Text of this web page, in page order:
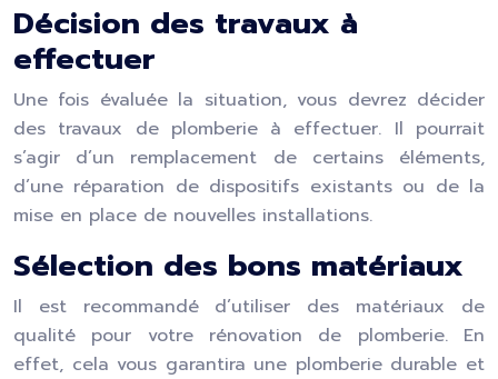
Décision des travaux à
effectuer
Une fois évaluée la situation, vous devrez décider
des travaux de plomberie à effectuer. Il pourrait
s’agir d’un remplacement de certains éléments,
d’une réparation de dispositifs existants ou de la
mise en place de nouvelles installations.
Sélection des bons matériaux
Il est recommandé d’utiliser des matériaux de
qualité pour votre rénovation de plomberie. En
effet, cela vous garantira une plomberie durable et